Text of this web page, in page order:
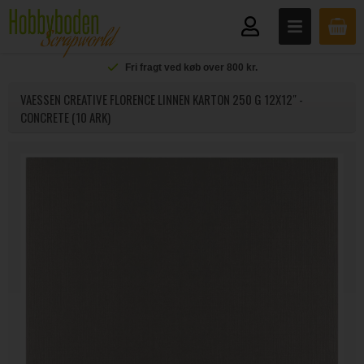
Fri fragt ved køb over 800 kr.
VAESSEN CREATIVE FLORENCE LINNEN KARTON 250 G 12X12" -
CONCRETE (10 ARK)